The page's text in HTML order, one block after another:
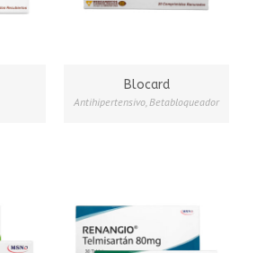
Blocard
Antihipertensivo Betabloqueador